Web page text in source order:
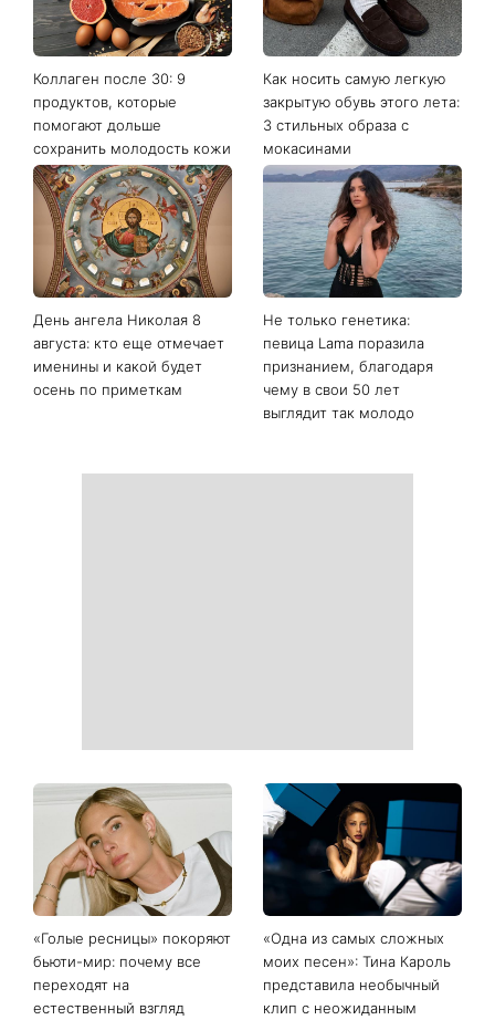
Коллаген после 30: 9
продуктов, которые
помогают дольше
сохранить молодость кожи
Как носить самую легкую
закрытую обувь этого лета:
3 стильных образа с
мокасинами
День ангела Николая 8
августа: кто еще отмечает
именины и какой будет
осень по приметкам
Не только генетика:
певица Lama поразила
признанием, благодаря
чему в свои 50 лет
выглядит так молодо
«Голые ресницы» покоряют
бьюти-мир: почему все
переходят на
естественный взгляд
«Одна из самых сложных
моих песен»: Тина Кароль
представила необычный
клип с неожиданным